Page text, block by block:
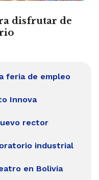
disfrutar de
feria de empleo
Innova
rector
industrial
en Bolivia